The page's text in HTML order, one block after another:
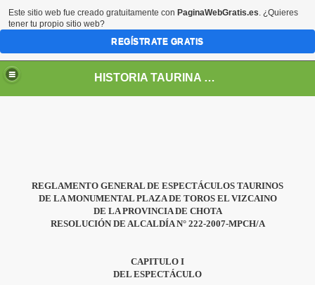
HISTORIA TAURINA DEL PERÚ
REGLAMENTO GENERAL DE ESPECTÁCULOS TAURINOS
DE LA MONUMENTAL PLAZA DE TOROS EL VIZCAINO
DE LA PROVINCIA DE CHOTA
RESOLUCIÓN DE ALCALDÍA N° 222-2007-MPCH/A
CAPITULO I
DEL ESPECTÁCULO
Este sitio web fue creado gratuitamente con PaginaWebGratis.es. ¿Quieres
tener tu propio sitio web?
REGÍSTRATE GRATIS